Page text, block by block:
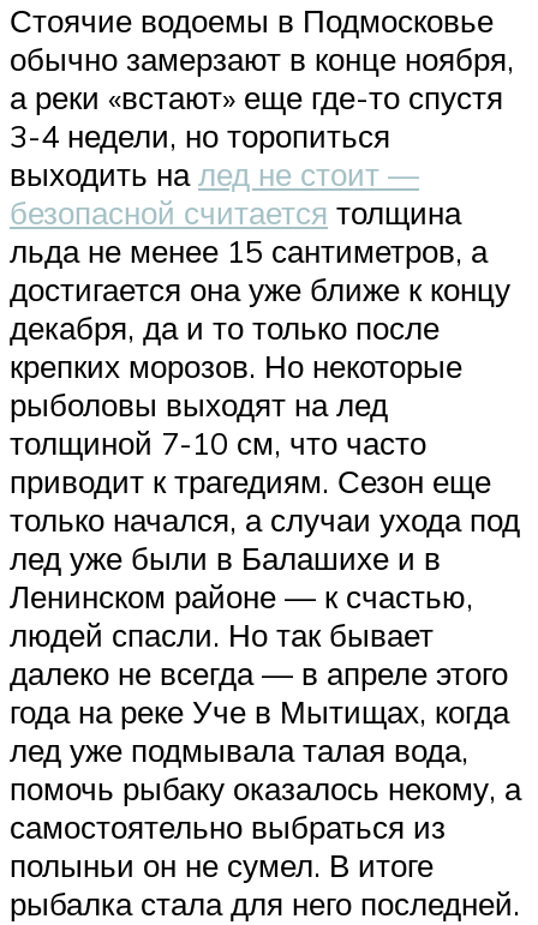
Стоячие водоемы в Подмосковье
обычно замерзают в конце ноября,
а реки «встают» еще где-то спустя
3-4 недели, но торопиться
выходить налед не стоит —
безопасной считается толщина
льда не менее 15 сантиметров, а
достигается она уже ближе к концу
декабря, да и то только после
крепких морозов. Но некоторые
рыболовы выходят на лед
толщиной 7-10 см, что часто
приводит к трагедиям. Сезон еще
только начался, а случаи ухода под
лед уже были в Балашихе и в
Ленинском районе — к счастью,
людей спасли. Но так бывает
далеко не всегда — в апреле этого
года на реке Уче в Мытищах, когда
лед уже подмывала талая вода,
помочь рыбаку оказалось некому, а
самостоятельно выбраться из
полыньи он не сумел. В итоге
рыбалка стала для него последней.